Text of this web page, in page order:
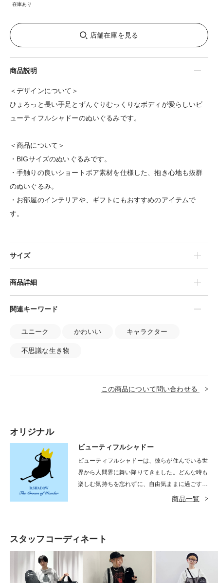
在庫あり
店舗在庫を見る
商品説明
＜デザインについて＞
ひょろっと長い手足とずんぐりむっくりなボディが愛らしいビ
ューティフルシャドーのぬいぐるみです。
＜商品について＞
・BIGサイズのぬいぐるみです。
・手触りの良いショートボア素材を仕様した、抱き心地も抜群
のぬいぐるみ。
・お部屋のインテリアや、ギフトにもおすすめのアイテムで
す。
サイズ
商品詳細
関連キーワード
ユニーク かわいい キャラクター
不思議な生き物
この商品について問い合わせる
オリジナル
ビューティフルシャドー
ビューティフルシャドーは、彼らが住んでいる世
界から人間界に舞い降りてきました。どんな時も
楽しむ気持ちを忘れずに、自由気ままに過ごすイ
タズラ好き。長い手足であちこちと縦横無尽に動
商品一覧
スタッフコーディネート